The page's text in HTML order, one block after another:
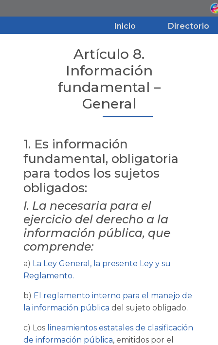
Inicio Directorio
Inicio
Directorio
Aviso de Privacidad
Transparencia
Artículo 8.
Información
fundamental –
General
1. Es información
fundamental, obligatoria
para todos los sujetos
obligados:
I. La necesaria para el
ejercicio del derecho a la
información pública, que
comprende:
a) La Ley General, la presente Ley y su
Reglamento.
b) El reglamento interno para el manejo de
la información pública del sujeto obligado.
c) Los lineamientos estatales de clasificación
de información pública, emitidos por el